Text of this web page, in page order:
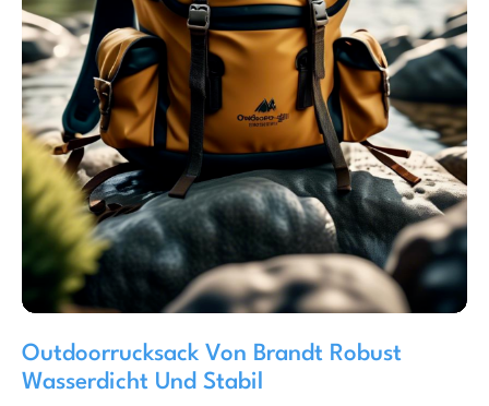
Outdoorrucksack Von Brandt Robust
Wasserdicht Und Stabil